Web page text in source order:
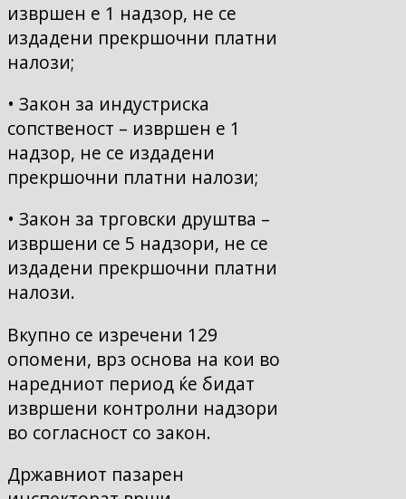
извршен е 1 надзор, не се
издадени прекршочни платни
налози;
• Закон за индустриска
сопственост – извршен е 1
надзор, не се издадени
прекршочни платни налози;
• Закон за трговски друштва –
извршени се 5 надзори, не се
издадени прекршочни платни
налози.
Вкупно се изречени 129
oпомени, врз основа на кои во
наредниот период ќе бидат
извршени контролни надзори
во согласност со закон.
Државниот пазарен